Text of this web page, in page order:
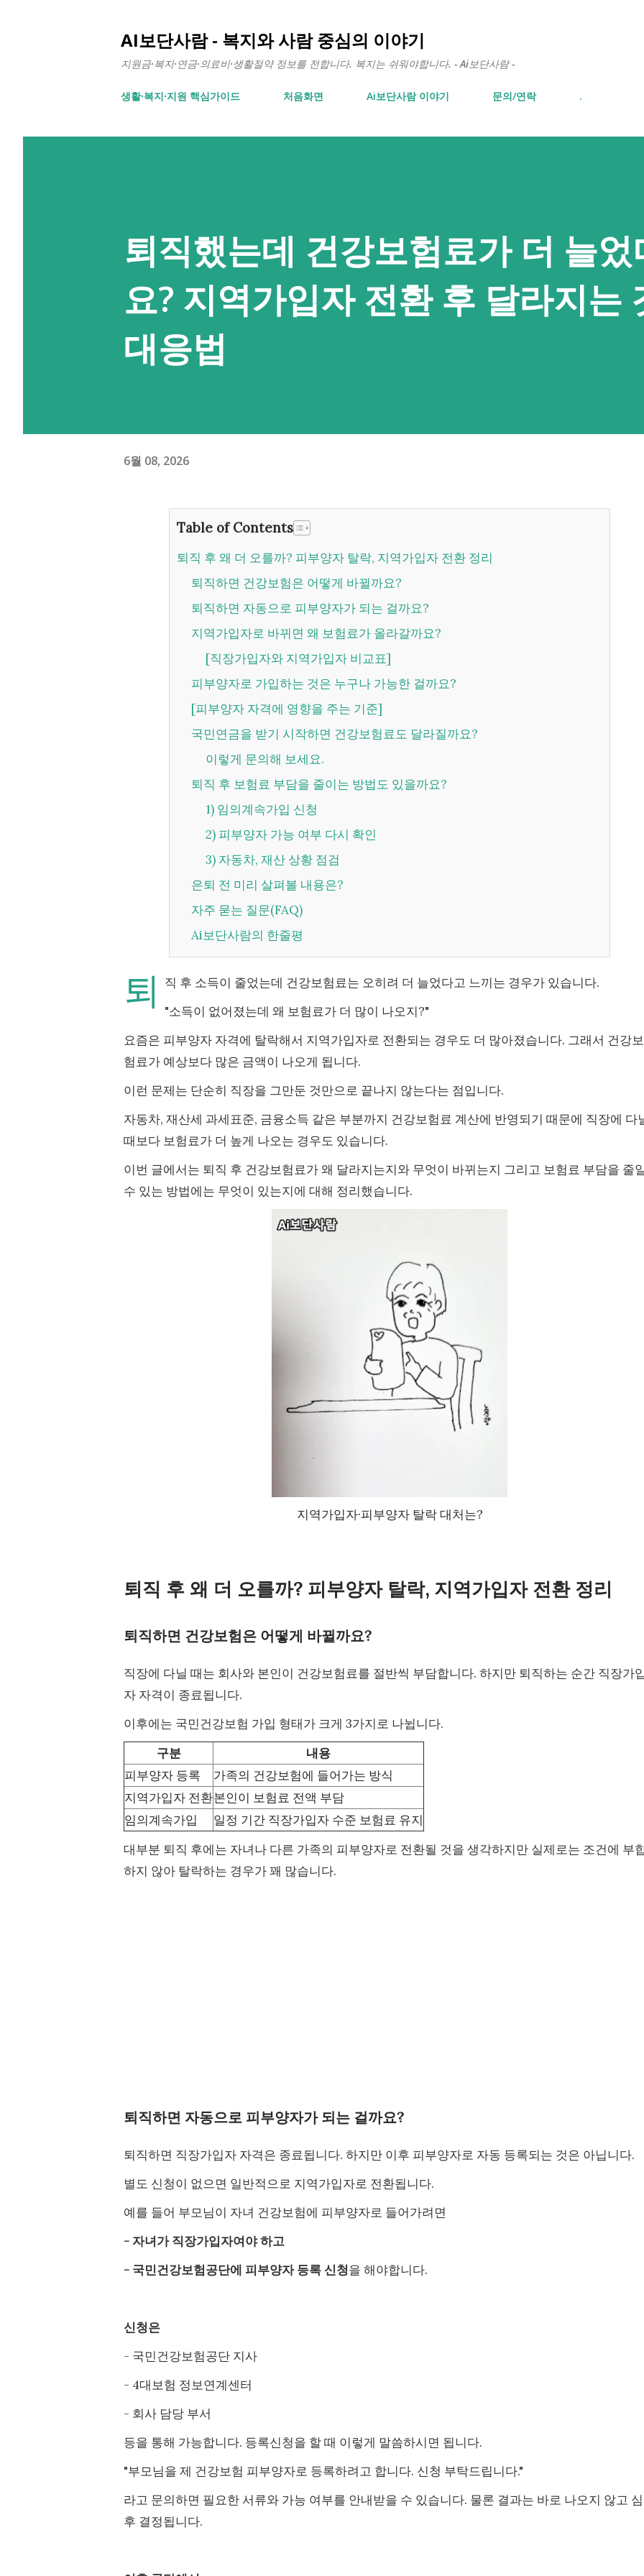
AI보단사람 - 복지와 사람 중심의 이야기
지원금·복지·연금·의료비·생활절약 정보를 전합니다. 복지는 쉬워야합니다. - Ai보단사람 -
생활∙복지∙지원 핵심가이드 처음화면 Ai보단사람 이야기 문의/연락 .
퇴직했는데 건강보험료가 더 늘었
요? 지역가입자 전환 후 달라지는
대응법
6월 08, 2026
Table of Contents
퇴직 후 왜 더 오를까? 피부양자 탈락, 지역가입자 전환 정리
퇴직하면 건강보험은 어떻게 바뀔까요?
퇴직하면 자동으로 피부양자가 되는 걸까요?
지역가입자로 바뀌면 왜 보험료가 올라갈까요?
[직장가입자와 지역가입자 비교표]
피부양자로 가입하는 것은 누구나 가능한 걸까요?
[피부양자 자격에 영향을 주는 기준]
국민연금을 받기 시작하면 건강보험료도 달라질까요?
이렇게 문의해 보세요.
퇴직 후 보험료 부담을 줄이는 방법도 있을까요?
1) 임의계속가입 신청
2) 피부양자 가능 여부 다시 확인
3) 자동차, 재산 상황 점검
은퇴 전 미리 살펴볼 내용은?
자주 묻는 질문(FAQ)
Ai보단사람의 한줄평
퇴
직 후 소득이 줄었는데 건강보험료는 오히려 더 늘었다고 느끼는 경우가 있습니다.
"소득이 없어졌는데 왜 보험료가 더 많이 나오지?"
요즘은 피부양자 자격에 탈락해서 지역가입자로 전환되는 경우도 더 많아졌습니다. 그래서 건강보
험료가 예상보다 많은 금액이 나오게 됩니다.
이런 문제는 단순히 직장을 그만둔 것만으로 끝나지 않는다는 점입니다.
자동차, 재산세 과세표준, 금융소득 같은 부분까지 건강보험료 계산에 반영되기 때문에 직장에 다
때보다 보험료가 더 높게 나오는 경우도 있습니다.
이번 글에서는 퇴직 후 건강보험료가 왜 달라지는지와 무엇이 바뀌는지 그리고 보험료 부담을 줄
수 있는 방법에는 무엇이 있는지에 대해 정리했습니다.
지역가입자·피부양자 탈락 대처는?
퇴직 후 왜 더 오를까? 피부양자 탈락, 지역가입자 전환 정리
퇴직하면 건강보험은 어떻게 바뀔까요?
직장에 다닐 때는 회사와 본인이 건강보험료를 절반씩 부담합니다. 하지만 퇴직하는 순간 직장가
자 자격이 종료됩니다.
이후에는 국민건강보험 가입 형태가 크게 3가지로 나뉩니다.
구분
내용
피부양자 등록
가족의 건강보험에 들어가는 방식
지역가입자 전환본인이 보험료 전액 부담
임의계속가입
일정 기간 직장가입자 수준 보험료 유지
대부분 퇴직 후에는 자녀나 다른 가족의 피부양자로 전환될 것을 생각하지만 실제로는 조건에 부
하지 않아 탈락하는 경우가 꽤 많습니다.
퇴직하면 자동으로 피부양자가 되는 걸까요?
퇴직하면 직장가입자 자격은 종료됩니다. 하지만 이후 피부양자로 자동 등록되는 것은 아닙니다.
별도 신청이 없으면 일반적으로 지역가입자로 전환됩니다.
예를 들어 부모님이 자녀 건강보험에 피부양자로 들어가려면
- 자녀가 직장가입자여야 하고
- 국민건강보험공단에 피부양자 등록 신청을 해야합니다.
신청은
- 국민건강보험공단 지사
- 4대보험 정보연계센터
- 회사 담당 부서
등을 통해 가능합니다. 등록신청을 할 때 이렇게 말씀하시면 됩니다.
"부모님을 제 건강보험 피부양자로 등록하려고 합니다. 신청 부탁드립니다."
라고 문의하면 필요한 서류와 가능 여부를 안내받을 수 있습니다. 물론 결과는 바로 나오지 않고
후 결정됩니다.